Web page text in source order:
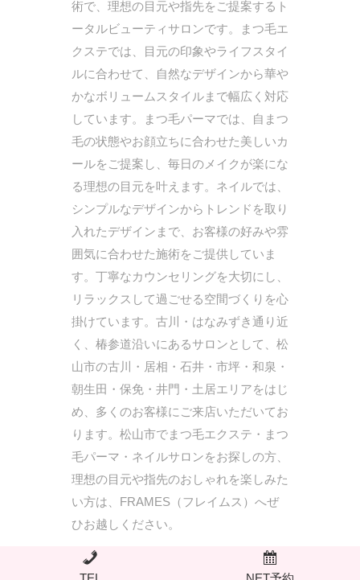
術で、理想の目元や指先をご提案するト
ータルビューティサロンです。まつ毛エ
クステでは、目元の印象やライフスタイ
ルに合わせて、自然なデザインから華や
かなボリュームスタイルまで幅広く対応
しています。まつ毛パーマでは、自まつ
毛の状態やお顔立ちに合わせた美しいカ
ールをご提案し、毎日のメイクが楽にな
る理想の目元を叶えます。ネイルでは、
シンプルなデザインからトレンドを取り
入れたデザインまで、お客様の好みや雰
囲気に合わせた施術をご提供していま
す。丁寧なカウンセリングを大切にし、
リラックスして過ごせる空間づくりを心
掛けています。古川・はなみずき通り近
く、椿参道沿いにあるサロンとして、松
山市の古川・居相・石井・市坪・和泉・
朝生田・保免・井門・土居エリアをはじ
め、多くのお客様にご来店いただいてお
ります。松山市でまつ毛エクステ・まつ
毛パーマ・ネイルサロンをお探しの方、
理想の目元や指先のおしゃれを楽しみた
い方は、FRAMES（フレイムス）へぜ
ひお越しください。